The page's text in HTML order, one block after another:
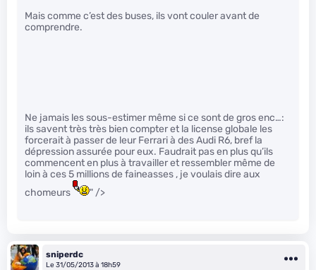
Mais comme c’est des buses, ils vont couler avant de
comprendre.
Ne jamais les sous-estimer même si ce sont de gros enc…:
ils savent très très bien compter et la license globale les
forcerait à passer de leur Ferrari à des Audi R6, bref la
dépression assurée pour eux. Faudrait pas en plus qu’ils
commencent en plus à travailler et ressembler même de
loin à ces 5 millions de faineasses , je voulais dire aux
chomeurs
" />
sniperdc
Le 31/05/2013 à 18h59